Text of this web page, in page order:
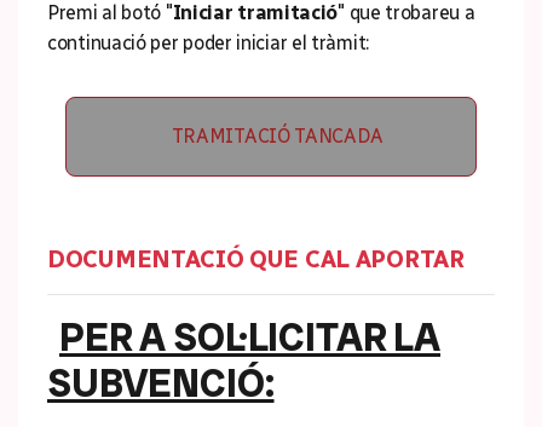
Premi al botó "Iniciar tramitació" que trobareu a
continuació per poder iniciar el tràmit:
TRAMITACIÓ TANCADA
DOCUMENTACIÓ QUE CAL APORTAR
PER A SOL·LICITAR LA
SUBVENCIÓ: